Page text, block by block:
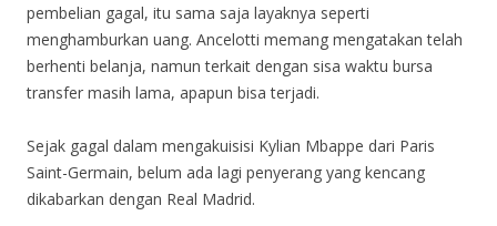
pembelian gagal, itu sama saja layaknya seperti
menghamburkan uang. Ancelotti memang mengatakan telah
berhenti belanja, namun terkait dengan sisa waktu bursa
transfer masih lama, apapun bisa terjadi.
Sejak gagal dalam mengakuisisi Kylian Mbappe dari Paris
Saint-Germain, belum ada lagi penyerang yang kencang
dikabarkan dengan Real Madrid.